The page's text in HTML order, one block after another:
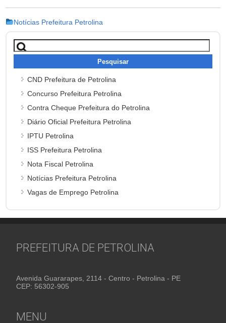
Notícias Prefeitura Petrolina
Pesquisar
por:
CND Prefeitura de Petrolina
Concurso Prefeitura Petrolina
Contra Cheque Prefeitura do Petrolina
Diário Oficial Prefeitura Petrolina
IPTU Petrolina
ISS Prefeitura Petrolina
Nota Fiscal Petrolina
Notícias Prefeitura Petrolina
Vagas de Emprego Petrolina
PREFEITURA DE PETROLINA
Avenida Guararapes, 2114 - Centro - Petrolina - PE
CEP: 56302-905
MENU